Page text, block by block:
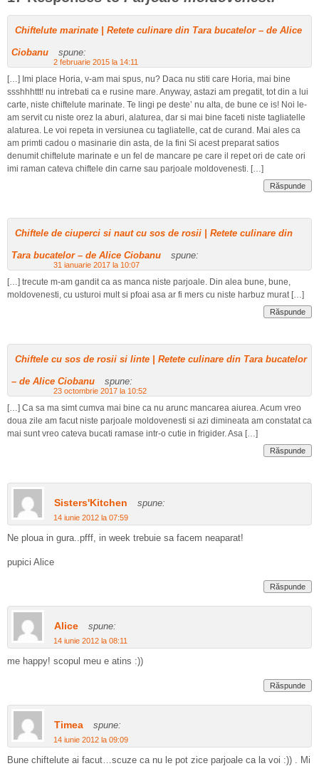
Chiftelute marinate | Retete culinare din Tara bucatelor – de Alice
Ciobanu spune:
2 februarie 2015 la 14:11
[…] Imi place Horia, v-am mai spus, nu? Daca nu stiti care Horia, mai bine
ssshhhttt! nu intrebati ca e rusine mare. Anyway, astazi am pregatit, tot din a lui
carte, niste chiftelute marinate. Te lingi pe deste’ nu alta, de bune ce is! Noi le-
am servit cu niste orez la aburi, alaturea, dar si mai bine faceti niste tagliatelle
alaturea. Le voi repeta in versiunea cu tagliatelle, cat de curand. Mai ales ca
am primti cadou o masinarie din asta, de la fini Si acest preparat satios
denumit chiftelute marinate e un fel de mancare pe care il repet ori de cate ori
imi raman cateva chiftele din carne sau parjoale moldovenesti. […]
Răspunde
Chiftele de ciuperci si naut cu sos de rosii | Retete culinare din
Tara bucatelor – de Alice Ciobanu spune:
31 ianuarie 2017 la 10:07
[…] trecute m-am gandit ca as manca niste parjoale. Din alea bune, bune,
moldovenesti, cu usturoi mult si pfoai asa ar fi mers cu niste harbuz murat […]
Răspunde
Chiftele cu sos de rosii si linte | Retete culinare din Tara bucatelor
– de Alice Ciobanu spune:
23 octombrie 2017 la 10:52
[…] Ca sa ma simt cumva mai bine ca nu arunc mancarea aiurea. Acum vreo
doua zile am facut niste parjoale moldovenesti si azi dimineata am constatat ca
mai sunt vreo cateva bucati ramase intr-o cutie in frigider. Asa […]
Răspunde
Sisters'Kitchen spune:
14 iunie 2012 la 07:59
Ne ploua in gura..pfff, in week trebuie sa facem neaparat!
pupici Alice
Răspunde
Alice spune:
14 iunie 2012 la 08:11
me happy! scopul meu e atins :))
Răspunde
Timea spune:
14 iunie 2012 la 09:09
Bune chiftelute ai facut…scuze ca nu le pot zice parjoale ca la voi :)) . Mi